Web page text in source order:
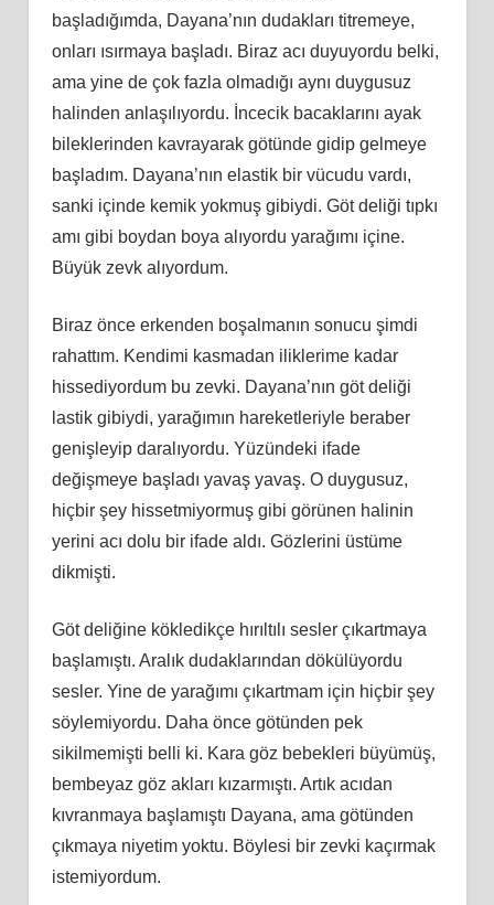
başladığımda, Dayana’nın dudakları titremeye,
onları ısırmaya başladı. Biraz acı duyuyordu belki,
ama yine de çok fazla olmadığı aynı duygusuz
halinden anlaşılıyordu. İncecik bacaklarını ayak
bileklerinden kavrayarak götünde gidip gelmeye
başladım. Dayana’nın elastik bir vücudu vardı,
sanki içinde kemik yokmuş gibiydi. Göt deliği tıpkı
amı gibi boydan boya alıyordu yarağımı içine.
Büyük zevk alıyordum.
Biraz önce erkenden boşalmanın sonucu şimdi
rahattım. Kendimi kasmadan iliklerime kadar
hissediyordum bu zevki. Dayana’nın göt deliği
lastik gibiydi, yarağımın hareketleriyle beraber
genişleyip daralıyordu. Yüzündeki ifade
değişmeye başladı yavaş yavaş. O duygusuz,
hiçbir şey hissetmiyormuş gibi görünen halinin
yerini acı dolu bir ifade aldı. Gözlerini üstüme
dikmişti.
Göt deliğine kökledikçe hırıltılı sesler çıkartmaya
başlamıştı. Aralık dudaklarından dökülüyordu
sesler. Yine de yarağımı çıkartmam için hiçbir şey
söylemiyordu. Daha önce götünden pek
sikilmemişti belli ki. Kara göz bebekleri büyümüş,
bembeyaz göz akları kızarmıştı. Artık acıdan
kıvranmaya başlamıştı Dayana, ama götünden
çıkmaya niyetim yoktu. Böylesi bir zevki kaçırmak
istemiyordum.